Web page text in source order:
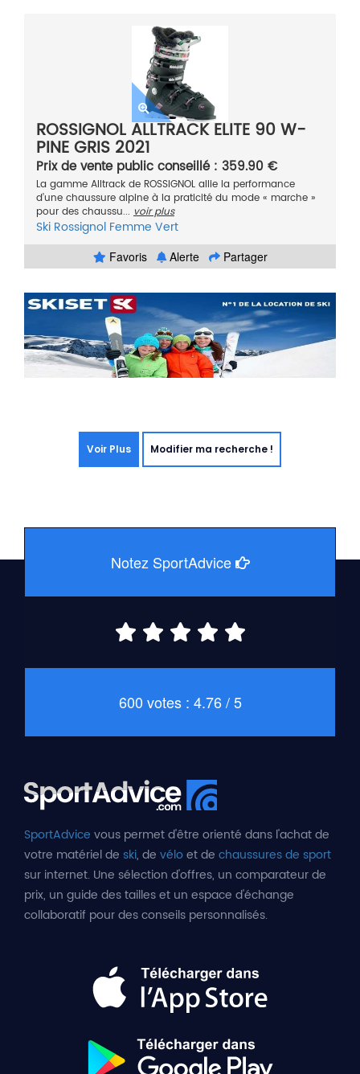
ROSSIGNOL ALLTRACK ELITE 90 W-
PINE GRIS 2021
Prix de vente public conseillé : 359.90 €
La gamme Alltrack de ROSSIGNOL allie la performance
d’une chaussure alpine à la praticité du mode « marche »
pour des chaussu... voir plus
Ski Rossignol Femme Vert
Favoris Alerte Partager
Voir Plus Modifier ma recherche !
Notez SportAdvice
600 votes : 4.76 / 5
SportAdvice vous permet d'être orienté dans l'achat de
votre matériel de ski, de véloet de chaussures de sport
sur internet. Une sélection d'offres, un comparateur de
prix, un guide des tailles et un espace d'échange
collaboratif pour des conseils personnalisés.